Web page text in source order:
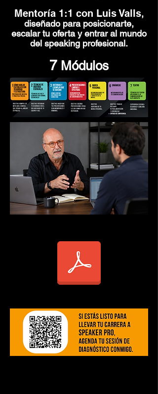
Mentoría 1:1 con Luis Valls,
diseñado para posicionarte,
escalar tu oferta yentrar al mundo
del speaking profesional.
7 Módulos